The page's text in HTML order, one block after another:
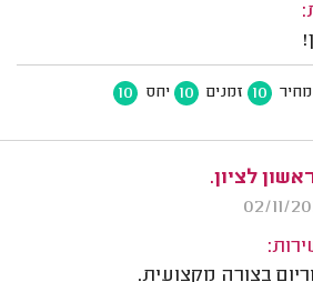
מחיר 10 זמנים 10 יחס 10
לציון.
בצורה מקצועית.